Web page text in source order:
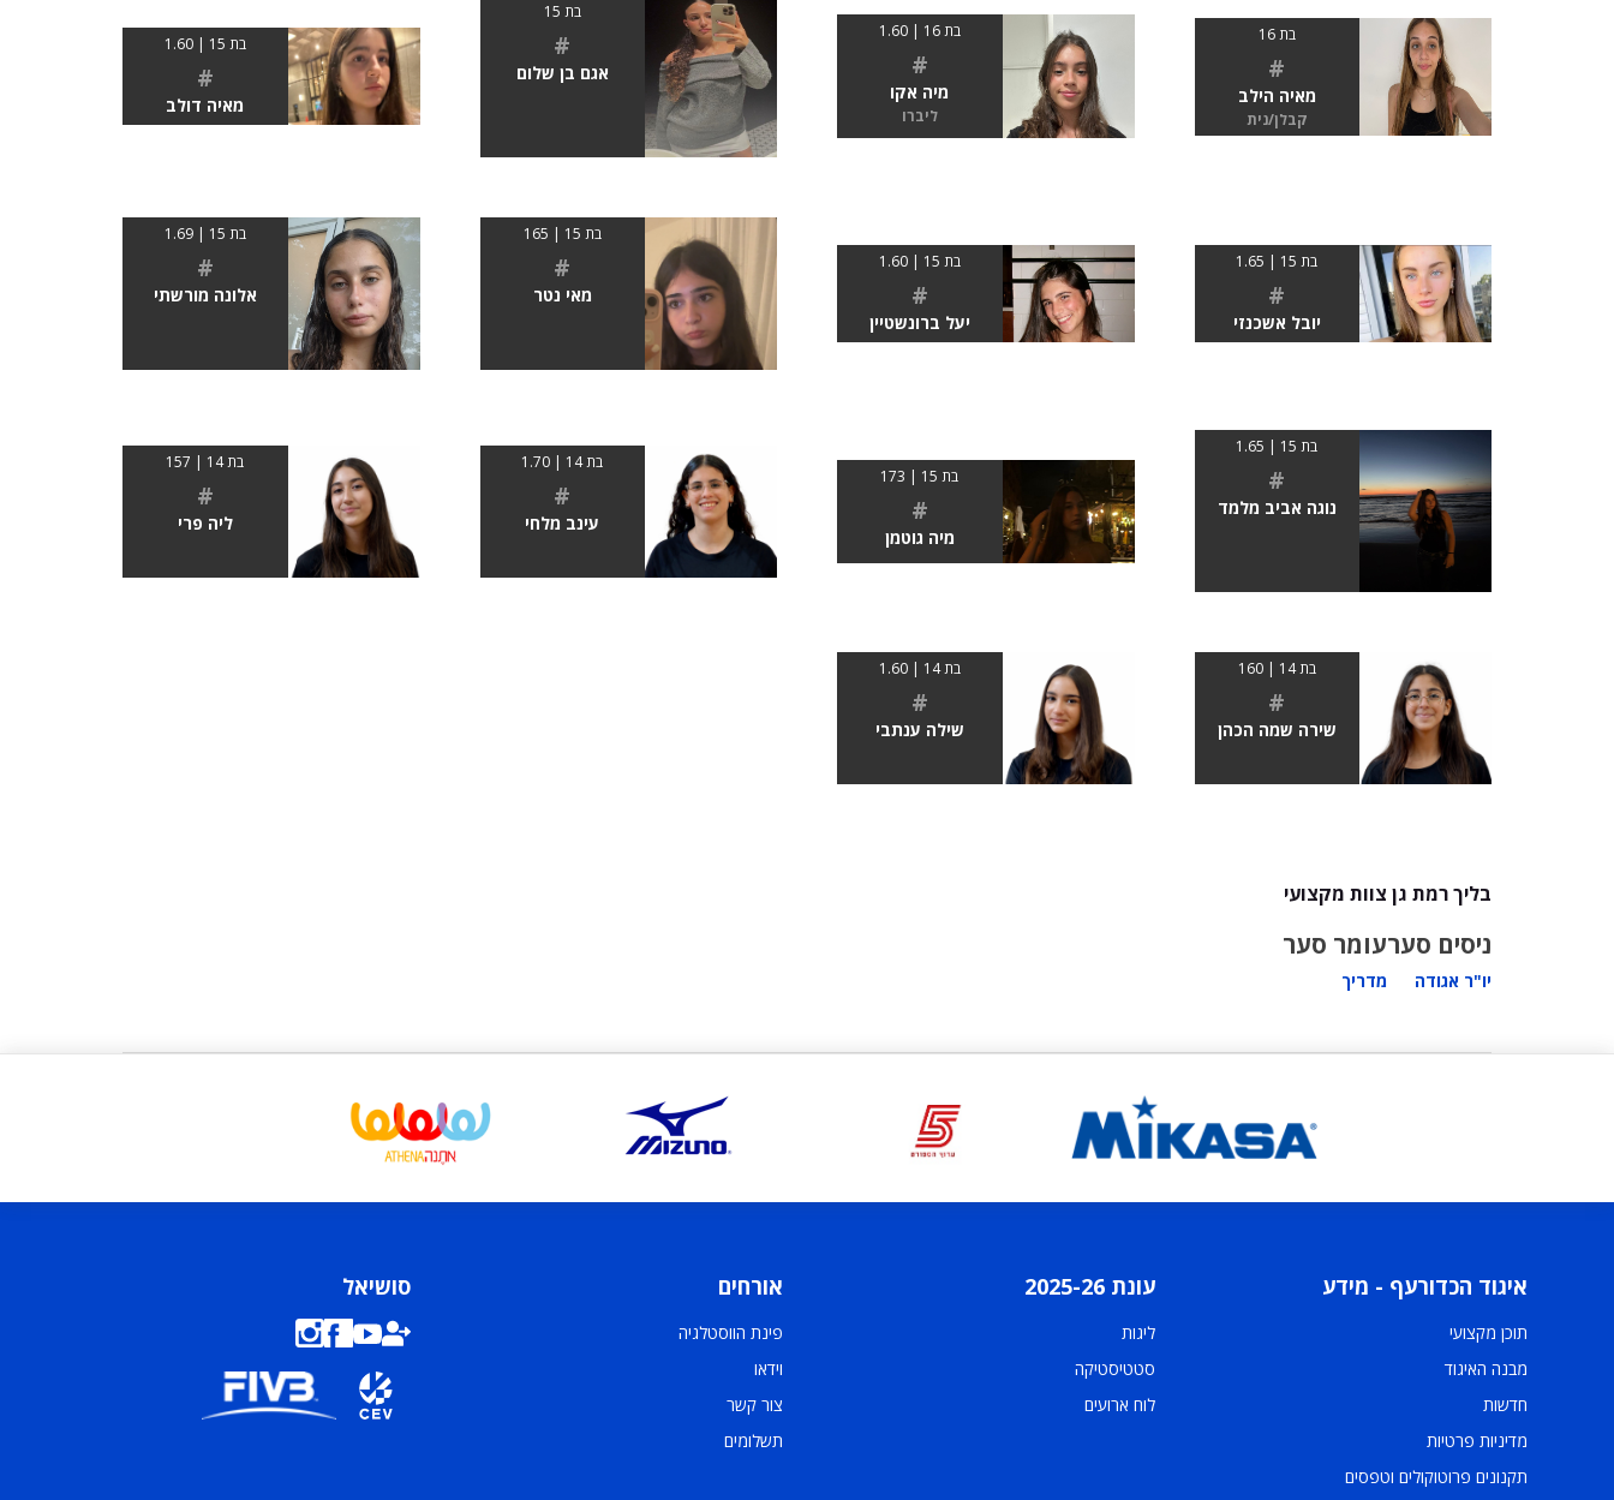
בת 16
#
מאיה הילב
קבלן/נית
בת 16 | 1.60
#
מיה אקו
ליברו
בת 15
#
אגם בן שלום
בת 15 | 1.60
#
מאיה דולב
בת 15 | 1.65
#
יובל אשכנזי
בת 15 | 1.60
#
יעל ברונשטיין
בת 15 | 165
#
מאי נטר
בת 15 | 1.69
#
אלונה מורשתי
בת 15 | 1.65
#
נוגה אביב מלמד
בת 15 | 173
#
מיה גוטמן
בת 14 | 1.70
#
עינב מלחי
בת 14 | 157
#
ליה פרי
בת 14 | 160
#
שירה שמה הכהן
בת 14 | 1.60
#
שילה ענתבי
בליך רמת גן צוות מקצועי
ניסים סער
יו"ר אגודה
עומר סער
מדריך
איגוד הכדורעף - מידע
תוכן מקצועי
מבנה האיגוד
חדשות
מדיניות פרטיות
תקנונים פרוטוקולים וטפסים
עונת 2025-26
ליגות
סטטיסטיקה
לוח ארועים
אורחים
פינת הווסטלגיה
וידאו
צור קשר
תשלומים
סושיאל